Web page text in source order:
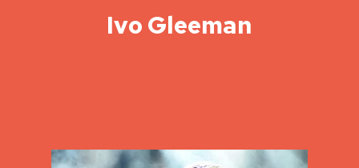
Ivo Gleeman